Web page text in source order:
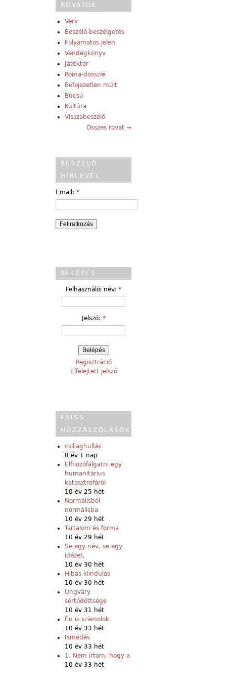
ROVATOK
Vers
Beszélő-beszélgetés
Folyamatos jelen
Vendégkönyv
Játéktér
Roma-dosszié
Befejezetlen múlt
Búcsú
Kultúra
Visszabeszélő
Összes rovat →
BESZÉLŐ
HÍRLEVÉL
Email: *
BELÉPÉS
Felhasználói név: *
Jelszó: *
Regisztráció
Elfelejtett jelszó
FRISS
HOZZÁSZÓLÁSOK
csillaghullás
8 év 1 nap
Elfilozófálgatni egy
humanitárius
katasztrófáról
10 év 25 hét
Normálisból
normálisba
10 év 29 hét
Tartalom és forma
10 év 29 hét
Se egy név, se egy
idézet,
10 év 30 hét
Hibás kiindulás
10 év 30 hét
Ungváry
sértődöttsége
10 év 31 hét
Én is számolok
10 év 33 hét
Ismétlés
10 év 33 hét
1. Nem írtam, hogy a
10 év 33 hét